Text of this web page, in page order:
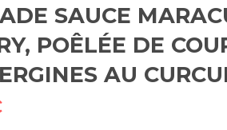
SAUCE
POÊLÉE DE
AU